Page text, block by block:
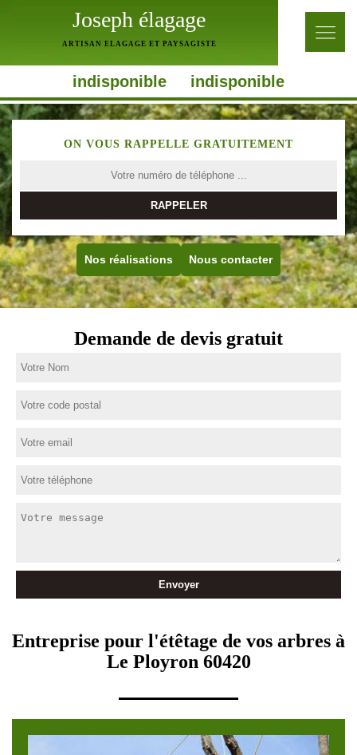
Joseph élagage
ARTISAN ELAGAGE ET PAYSAGISTE
indisponible indisponible
ON VOUS RAPPELLE GRATUITEMENT
Nos réalisations Nous contacter
Demande de devis gratuit
Entreprise pour l'étêtage de vos arbres à
Le Ployron 60420